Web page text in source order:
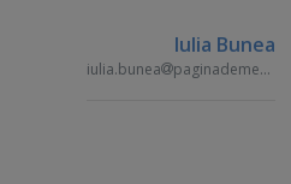
Iulia Bunea
iulia.bunea paginademedia.ro